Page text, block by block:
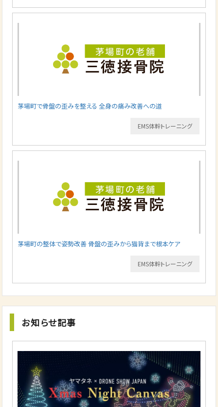
茅場町で骨盤の歪みを整える 全身の痛み改善への道
EMS体幹トレーニング
茅場町の整体で姿勢改善 骨盤の歪みから猫背まで根本ケア
EMS体幹トレーニング
お知らせ記事